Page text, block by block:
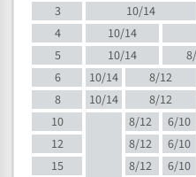
3
10/14
4
10/14
5
10/14
6
10/14 8/12
8
10/14 8/12
10
8/12 6/10
12
8/12 6/10
15
8/12 6/10